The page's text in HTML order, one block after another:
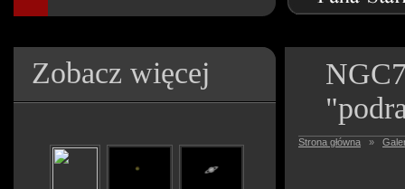
Zobacz więcej
Strona główna »